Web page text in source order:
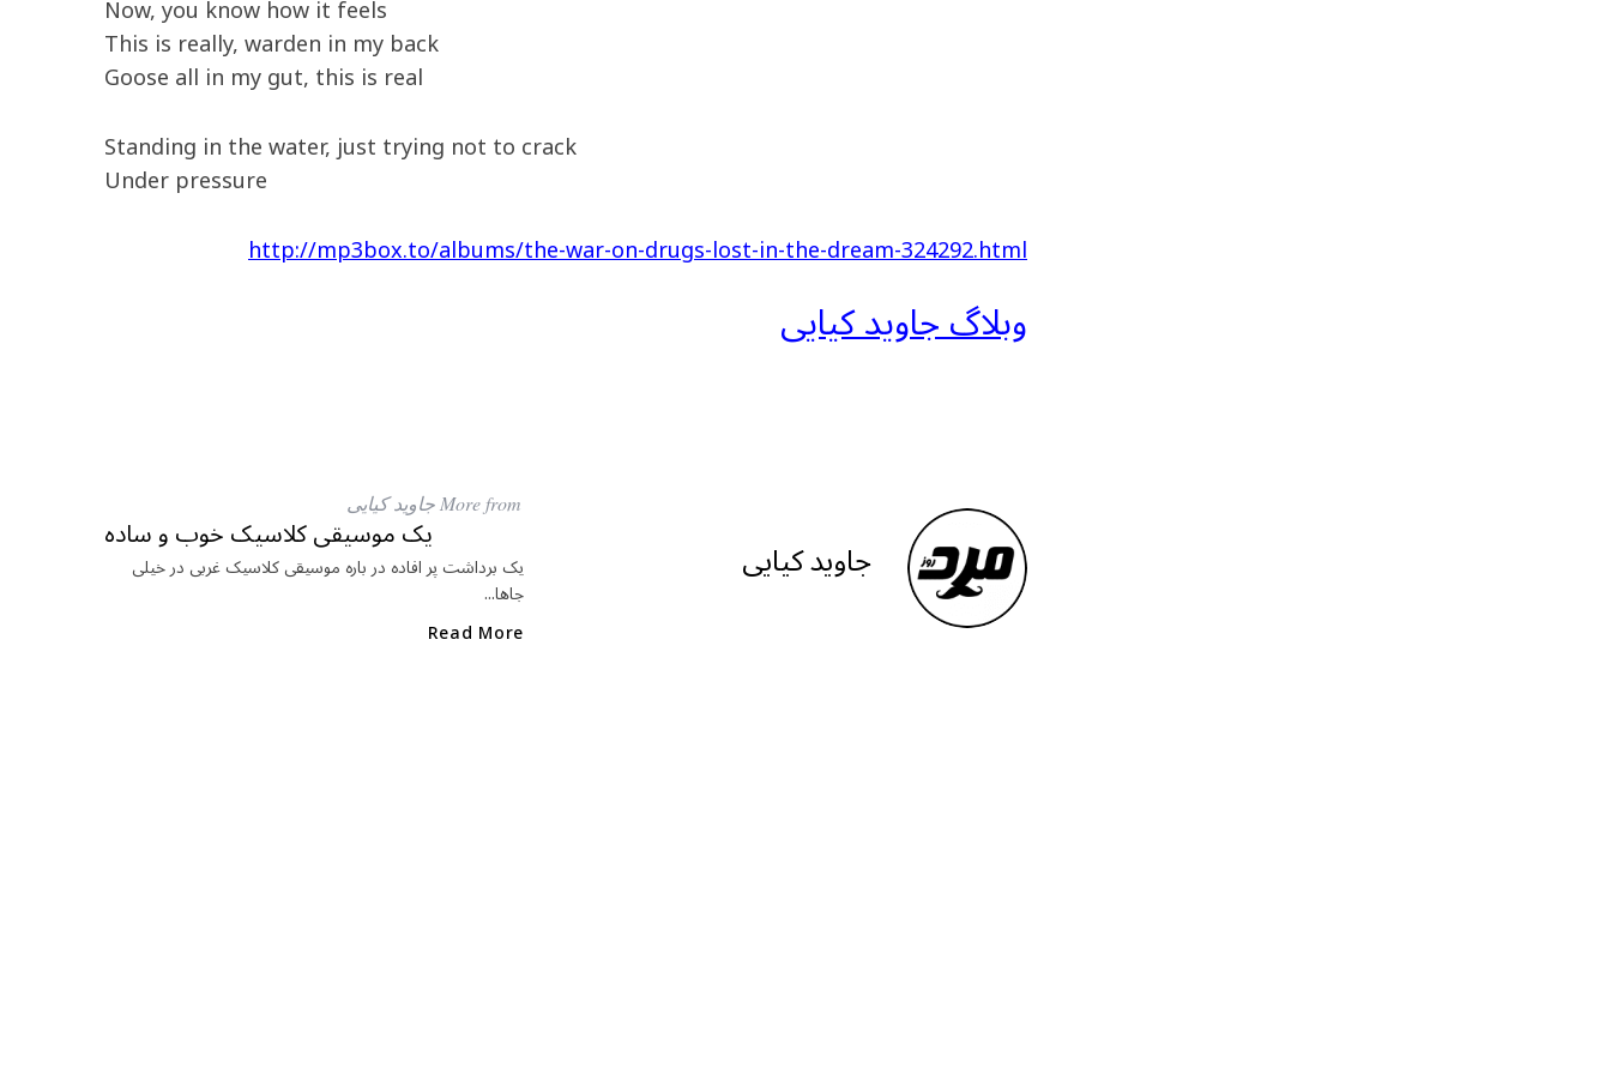
Now, you know how it feels
This is really, warden in my back
Goose all in my gut, this is real
Standing in the water, just trying not to crack
Under pressure
http://mp3box.to/albums/the-war-on-drugs-lost-in-the-dream-324292.html
وبلاگ جاوید کیایی
جاويد كيايی
More from جاويد كيايی
یک موسیقی کلاسیک خوب و ساده
یک برداشت پر افاده در باره موسیقی کلاسیک غربی در خیلی
جاها...
Read More